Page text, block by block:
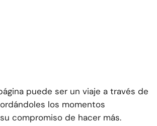
puede ser un viaje a través de
los momentos
compromiso de hacer más.